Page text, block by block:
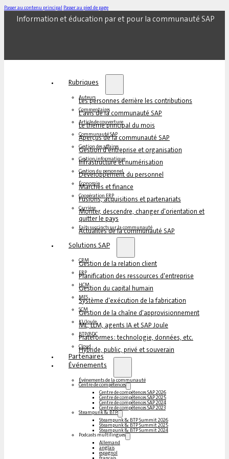
Passer au contenu principal Passer au pied de page
Information et éducation par et pour la communauté SAP
Rubriques
Auteurs
Les personnes derrière les contributions
Commentaires
L'avis de la communauté SAP
Article de couverture
Le thème principal du mois
Communauté SAP
Aperçus de la communauté SAP
Gestion des affaires
Gestion d'entreprise et organisation
Gestion informatique
Infrastructure et numérisation
Gestion du personnel
Développement du personnel
Économie
Marchés et finance
Coopération ERP
Fusions, acquisitions et partenariats
Carrière
Monter, descendre, changer d'orientation et
quitter le pays
Faits succincts sur la communauté
Actualités de la communauté SAP
Solutions SAP
CRM
Gestion de la relation client
ERP
Planification des ressources d'entreprise
HCM
Gestion du capital humain
MES
Système d'exécution de la fabrication
SCM
Gestion de la chaîne d'approvisionnement
KI/Joule
ML, LLM, agents IA et SAP Joule
BTP/BDC
Plateformes : technologie, données, etc.
Cloud
Hybride, public, privé et souverain
Partenaires
Événements
Événements de la communauté
Centre de compétences
Centre de compétences SAP 2026
Centre de compétences SAP 2025
Centre de compétences SAP 2024
Centre de compétences SAP 2023
Steampunk & BTP
Steampunk & BTP Summit 2026
Steampunk & BTP Summit 2025
Steampunk & BTP Summit 2024
Podcasts multilingues
Allemand
anglais
espagnol